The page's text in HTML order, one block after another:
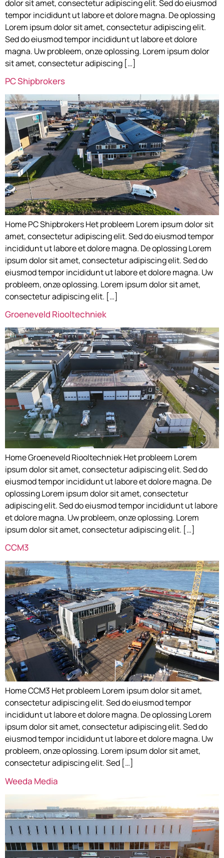
dolor sit amet, consectetur adipiscing elit. Sed do eiusmod
tempor incididunt ut labore et dolore magna. De oplossing
Lorem ipsum dolor sit amet, consectetur adipiscing elit.
Sed do eiusmod tempor incididunt ut labore et dolore
magna. Uw probleem, onze oplossing. Lorem ipsum dolor
sit amet, consectetur adipiscing […]
PC Shipbrokers
Home PC Shipbrokers Het probleem Lorem ipsum dolor sit
amet, consectetur adipiscing elit. Sed do eiusmod tempor
incididunt ut labore et dolore magna. De oplossing Lorem
ipsum dolor sit amet, consectetur adipiscing elit. Sed do
eiusmod tempor incididunt ut labore et dolore magna. Uw
probleem, onze oplossing. Lorem ipsum dolor sit amet,
consectetur adipiscing elit. […]
Groeneveld Riooltechniek
Home Groeneveld Riooltechniek Het probleem Lorem
ipsum dolor sit amet, consectetur adipiscing elit. Sed do
eiusmod tempor incididunt ut labore et dolore magna. De
oplossing Lorem ipsum dolor sit amet, consectetur
adipiscing elit. Sed do eiusmod tempor incididunt ut labore
et dolore magna. Uw probleem, onze oplossing. Lorem
ipsum dolor sit amet, consectetur adipiscing elit. […]
CCM3
Home CCM3 Het probleem Lorem ipsum dolor sit amet,
consectetur adipiscing elit. Sed do eiusmod tempor
incididunt ut labore et dolore magna. De oplossing Lorem
ipsum dolor sit amet, consectetur adipiscing elit. Sed do
eiusmod tempor incididunt ut labore et dolore magna. Uw
probleem, onze oplossing. Lorem ipsum dolor sit amet,
consectetur adipiscing elit. Sed […]
Weeda Media